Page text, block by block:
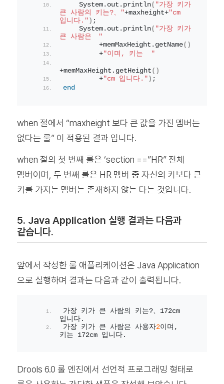
    System.
out . println( "가장 키가
큰 사람의 키는?、"+maxheight+"cm
입니다." ) ;
    System.
out . println( "가장 키가
큰 사람은　"
         +memMaxHeight.
getName()
         +
"이며, 키는  "
+memMaxHeight. getHeight ()
         +
"cm 입니다." ) ;
end
when 절에서 “maxheight 보다 큰 값을 가진 멤버는
없다는 룰” 이 적용된 결과 입니다.
when 절의 첫 번째 룰은 ‘section ==”HR” 전체
멤버이며, 두 번째 룰은 HR 멤버 중 자신의 키보다 큰
키를 가지는 멤버는 존재하지 않는 다는 것입니다.
5. Java Application 실행 결과는 다음과
같습니다.
앞에서 작성한 룰 애플리케이션은 Java Application
으로 실행하며 결과는 다음과 같이 출력됩니다.
가장 키가 큰 사람의 키는?、172cm
입니다.
가장 키가 큰 사람은 사용자2이며,
키는 172cm 입니다.
Drools 6.0 룰 엔진에서 선언적 프로그래밍 형태로